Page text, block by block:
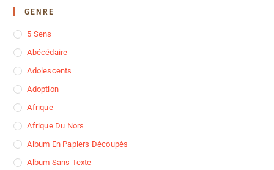
GENRE
5 Sens
Abécédaire
Adolescents
Adoption
Afrique
Afrique Du Nors
Album En Papiers Découpés
Album Sans Texte